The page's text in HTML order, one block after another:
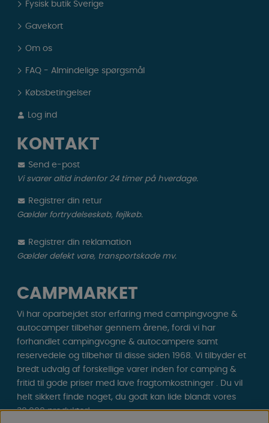
Fysisk butik Sverige
Gavekort
Om os
FAQ - Almindelige spørgsmål
Købsbetingelser
Log ind
KONTAKT
Send e-post
Vi svarer altid indenfor 24 timer på hverdage.
Registrer din retur
Gælder fortrydelseskøb, fejlkøb.
Registrer din reklamation
Gælder defekt vare, transportskade mv.
CAMPMARKET
Vi har oparbejdet stor erfaring med campingvogne &
autocamper tilbehør gennem årene, fordi vi har
forhandlet campingvogne & autocampere samt
reservedele og tilbehør til disse siden 1968. Vi tilbyder et
bredt udvalg af forskellige varer inden for camping &
fritid til gode priser med lave fragtomkostninger . Du vil
helt sikkert finde noget, du godt kan lide blandt vores
30.000 produkter!